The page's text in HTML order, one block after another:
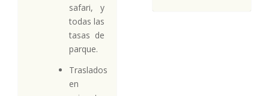
safari, y
todas las
tasas de
parque.
Traslados
en